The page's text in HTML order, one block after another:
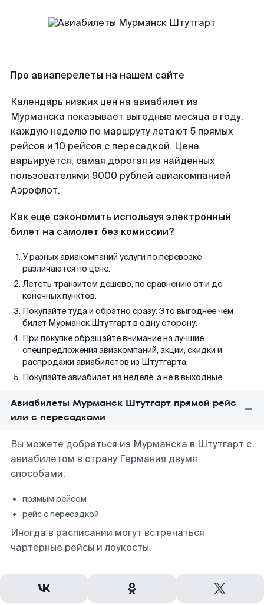
Про авиаперелеты на нашем сайте
Календарь низких цен на авиабилет из
Мурманска показывает выгодные месяца в году,
каждую неделю по маршруту летают 5 прямых
рейсов и 10 рейсов с пересадкой. Цена
варьируется, самая дорогая из найденных
пользователями 9000 рублей авиакомпанией
Аэрофлот.
Как еще сэкономить используя электронный
билет на самолет без комиссии?
У разных авиакомпаний услуги по перевозке
различаются по цене.
Лететь транзитом дешево, по сравнению от и до
конечных пунктов.
Покупайте туда и обратно сразу. Это выгоднее чем
билет Мурманск Штутгарт в одну сторону.
При покупке обращайте внимание на лучшие
спецпредложения авиакомпаний, акции, скидки и
распродажи авиабилетов из Штутгарта.
Покупайте авиабилет на неделе, а не в выходные.
Авиабилеты Мурманск Штутгарт прямой рейс
или с пересадками
Вы можете добраться из Мурманска в Штутгарт с
авиабилетом в страну Германия двумя
способами:
прямым рейсом
рейс с пересадкой
Иногда в расписании могут встречаться
чартерные рейсы и лоукосты.